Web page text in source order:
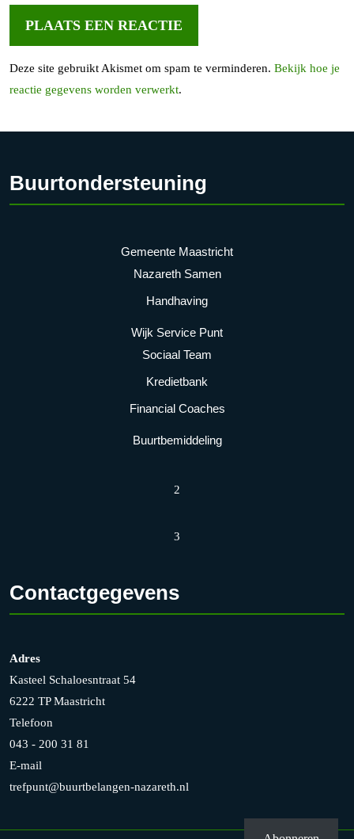
Deze site gebruikt Akismet om spam te verminderen. Bekijk hoe je
reactie gegevens worden verwerkt.
Buurtondersteuning
Gemeente Maastricht
Nazareth Samen
Handhaving
Wijk Service Punt
Sociaal Team
Kredietbank
Financial Coaches
Buurtbemiddeling
2
3
Contactgegevens
Adres
Kasteel Schaloesntraat 54
6222 TP Maastricht
Telefoon
043 - 200 31 81
E-mail
trefpunt@buurtbelangen-nazareth.nl